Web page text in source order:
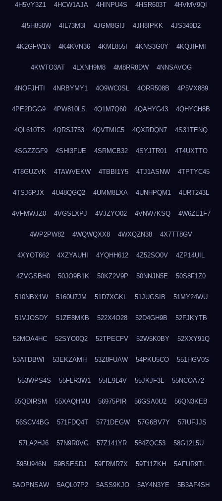
4H5VY3Z1 4HCW1AJA 4HINPU4S 4HSR603T 4HVMV9QI
4I5H850W 4IL73M3I 4JGM8GIJ 4JH8IPKK 4JS349D2
4K2GFW1N 4K4KVN36 4KML855I 4KNS3G0Y 4KQJIFMI
4KWTO3AT 4LXNH9M8 4M8RR8DW 4NNSAVOG
4NOFJHTI 4NRBYMY1 4O9WC0SL 4ORR508B 4P5VX889
4PE2DGG9 4PW810LS 4Q1M7Q60 4QAHYG43 4QHYCH8B
4QL610TS 4QRSJ753 4QVTMIC5 4QXRDQN7 4S31TENQ
4SGZZGF9 4SHI3FUE 4SRMCB32 4SYJTR01 4T4UXTTO
4T8GUZVK 4TAWVEKW 4TBBI1Y5 4TJ1ASNW 4TPTYC45
4TSJ6PJX 4U48QGQ2 4UMM8LXA 4UNHPQM1 4URT243L
4VFMWJZ0 4VGSLXPJ 4VJZYO02 4VNW7KSQ 4W6ZE1F7
4WP2PW82 4WQWQXX8 4WXQZN38 4X7TT8GV
4XYOT662 4XZYAUHI 4YQHH612 4Z52SO0V 4ZP14UIL
4ZVGSBH0 50JO9B1K 50KZ2V9P 50NNJN5E 50S8F1Z0
510NBX1W 5160U7JM 51D7XGKL 51JUGSIB 51MY24WU
51VJOSDY 51ZE8MKB 522X4O28 52D4GH9B 52FJKYTB
52MOA4HC 52SYO0Q2 52TPECFV 52W5K0BY 52XXY91Q
53ATDBWI 53EKZAMH 53Z8FUAW 54PKU5CO 551HGV0S
553WPS4S 55FLR3W1 55IE9L4V 55JKJF3L 55NCOA72
55QDIRSM 55XAQHMU 56975PIR 56GSA0U2 56QN3KEB
56SCV4BG 571FDQ4T 5771DEGW 57G6BV7Y 57IUFJJS
57LA2HJ6 57N9R0VG 57Z141YR 584ZQC53 58G12L5U
595U946N 59BSESDJ 59FRMR7X 59T11ZKH 5AFUR9TL
5AOPNSAW 5AQL07P2 5ASS9KJO 5AY4N3YE 5B3AF4SH